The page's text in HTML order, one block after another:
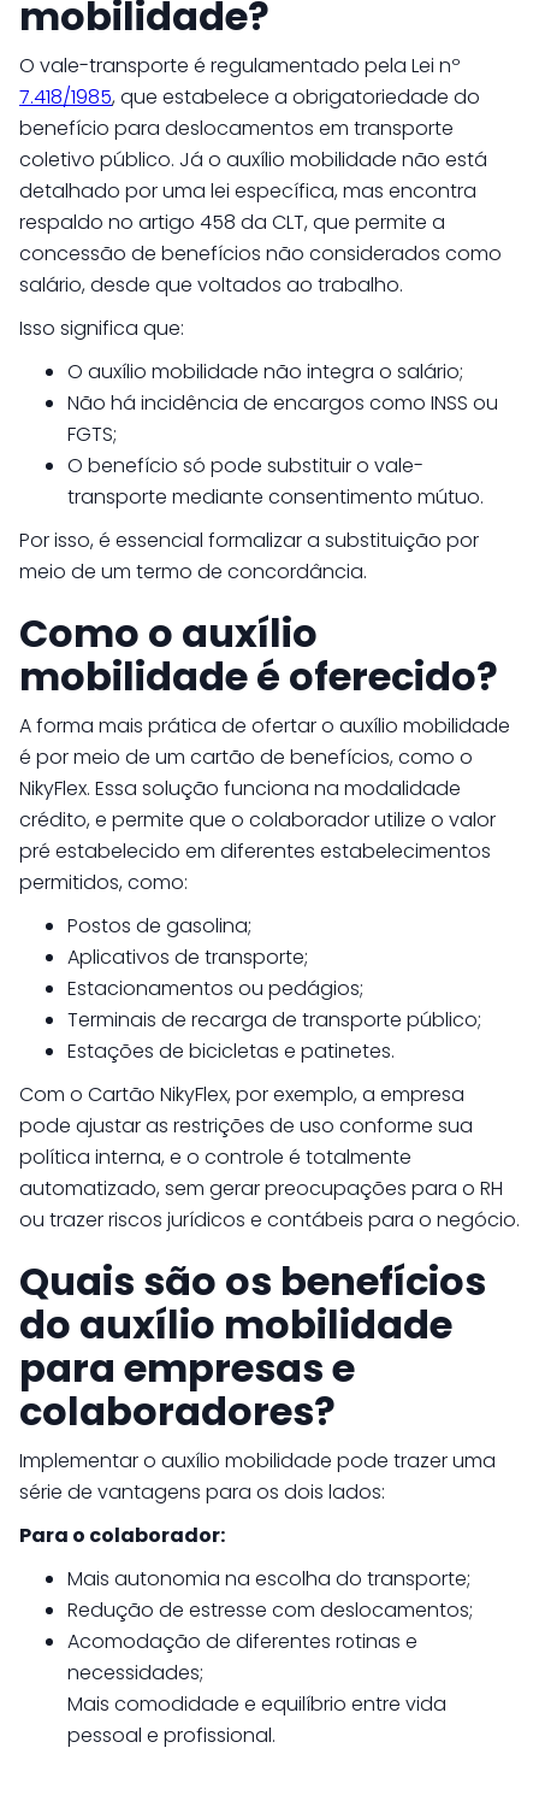
mobilidade?
O vale-transporte é regulamentado pela Lei nº
7.418/1985, que estabelece a obrigatoriedade do
benefício para deslocamentos em transporte
coletivo público. Já o auxílio mobilidade não está
detalhado por uma lei específica, mas encontra
respaldo no artigo 458 da CLT, que permite a
concessão de benefícios não considerados como
salário, desde que voltados ao trabalho.
Isso significa que:
O auxílio mobilidade não integra o salário;
Não há incidência de encargos como INSS ou
FGTS;
O benefício só pode substituir o vale-
transporte mediante consentimento mútuo.
Por isso, é essencial formalizar a substituição por
meio de um termo de concordância.
Como o auxílio
mobilidade é oferecido?
A forma mais prática de ofertar o auxílio mobilidade
é por meio de um cartão de benefícios, como o
NikyFlex. Essa solução funciona na modalidade
crédito, e permite que o colaborador utilize o valor
pré estabelecido em diferentes estabelecimentos
permitidos, como:
Postos de gasolina;
Aplicativos de transporte;
Estacionamentos ou pedágios;
Terminais de recarga de transporte público;
Estações de bicicletas e patinetes.
Com o Cartão NikyFlex, por exemplo, a empresa
pode ajustar as restrições de uso conforme sua
política interna, e o controle é totalmente
automatizado, sem gerar preocupações para o RH
ou trazer riscos jurídicos e contábeis para o negócio.
Quais são os benefícios
do auxílio mobilidade
para empresas e
colaboradores?
Implementar o auxílio mobilidade pode trazer uma
série de vantagens para os dois lados:
Para o colaborador:
Mais autonomia na escolha do transporte;
Redução de estresse com deslocamentos;
Acomodação de diferentes rotinas e
necessidades;
Mais comodidade e equilíbrio entre vida
pessoal e profissional.